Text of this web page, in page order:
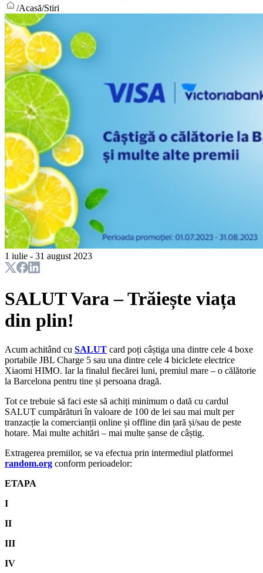
/Acasă/Stiri
1 iulie - 31 august 2023
SALUT Vara – Trăiește viața
din plin!
Acum achitând cu SALUT card poți câștiga una dintre cele 4 boxe
portabile JBL Charge 5 sau una dintre cele 4 biciclete electrice
Xiaomi HIMO. Iar la finalul fiecărei luni, premiul mare – o călătorie
la Barcelona pentru tine și persoana dragă.
Tot ce trebuie să faci este să achiți minimum o dată cu cardul
SALUT cumpărături în valoare de 100 de lei sau mai mult per
tranzacție la comercianții online și offline din țară și/sau de peste
hotare. Mai multe achitări – mai multe șanse de câștig.
Extragerea premiilor, se va efectua prin intermediul platformei
random.org conform perioadelor:
ETAPA
I
II
III
IV